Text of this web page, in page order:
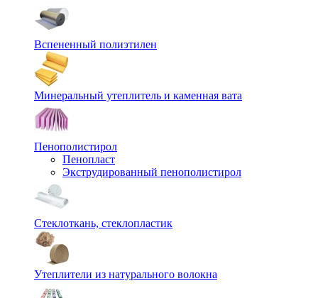
Вспененный полиэтилен
Минеральный утеплитель и каменная вата
Пенополистирол
Пенопласт
Экструдированный пенополистирол
Стеклоткань, стеклопластик
Утеплители из натурального волокна